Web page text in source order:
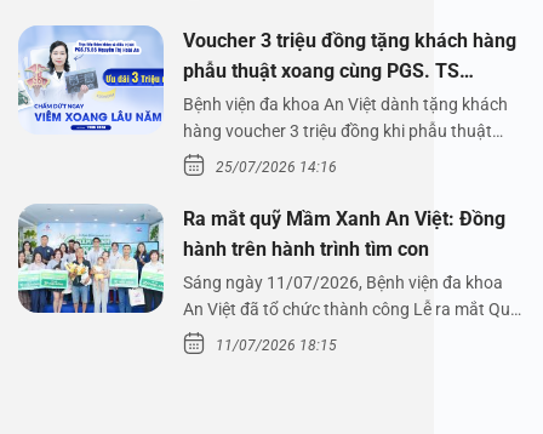
Voucher 3 triệu đồng tặng khách hàng
phẫu thuật xoang cùng PGS. TS
Nguyễn Thị Hoài An
Bệnh viện đa khoa An Việt dành tặng khách
hàng voucher 3 triệu đồng khi phẫu thuật
xoang cùng PGS.…
25/07/2026 14:16
Ra mắt quỹ Mầm Xanh An Việt: Đồng
hành trên hành trình tìm con
Sáng ngày 11/07/2026, Bệnh viện đa khoa
An Việt đã tổ chức thành công Lễ ra mắt Quỹ
Mầm Xanh…
11/07/2026 18:15